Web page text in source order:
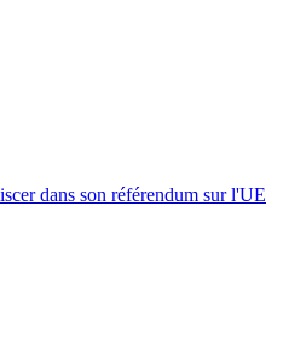
dans son référendum sur l'UE